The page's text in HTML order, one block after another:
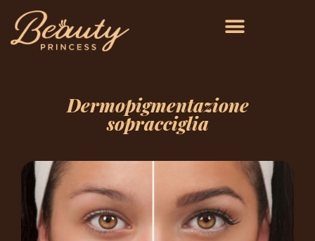
Dermopigmentazione
sopracciglia